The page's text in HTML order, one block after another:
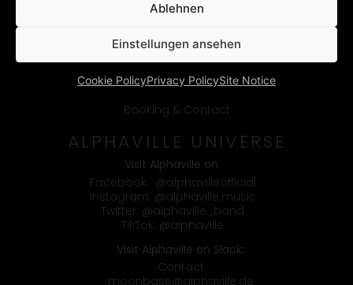
Ablehnen
Einstellungen ansehen
Cookie PolicyPrivacy PolicySite Notice
Booking & Contact
ALPHAVILLE UNIVERSE
Visit Alphaville on:
Facebook: @alphavilleofficial
Instagram: @alphaville.music
Twitter: @alphaville_band
TikTok: @alphaville
Visit Alphaville on Slack:
Contact
moonbase@alphaville.de